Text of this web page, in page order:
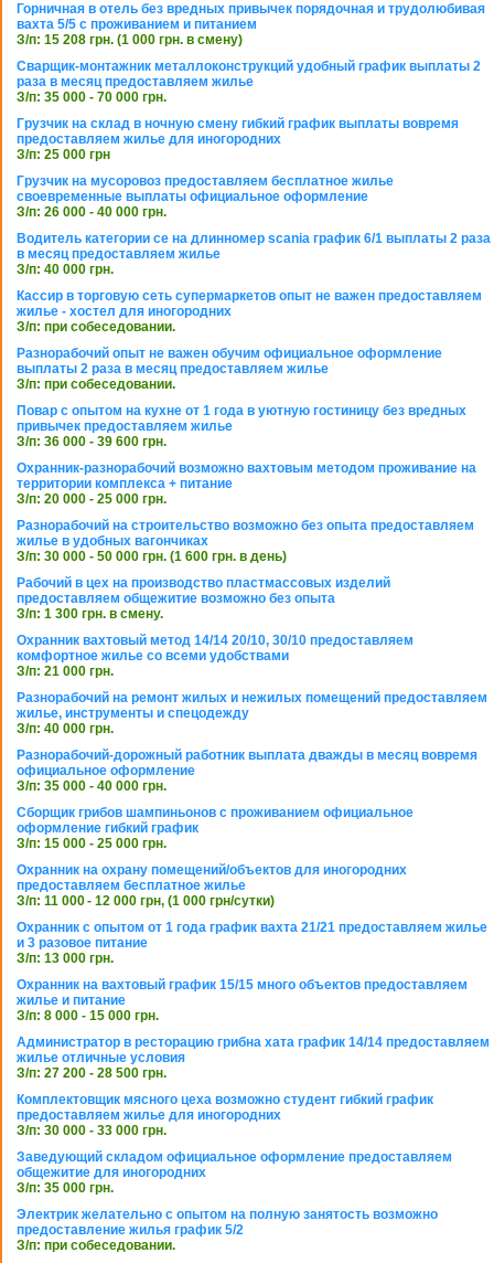
Горничная в отель без вредных привычек порядочная и трудолюбивая
вахта 5/5 с проживанием и питанием
З/п: 15 208 грн. (1 000 грн. в смену)
Сварщик-монтажник металлоконструкций удобный график выплаты 2
раза в месяц предоставляем жилье
З/п: 35 000 - 70 000 грн.
Грузчик на склад в ночную смену гибкий график выплаты вовремя
предоставляем жилье для иногородних
З/п: 25 000 грн
Грузчик на мусоровоз предоставляем бесплатное жилье
своевременные выплаты официальное оформление
З/п: 26 000 - 40 000 грн.
Водитель категории се на длинномер scania график 6/1 выплаты 2 раза
в месяц предоставляем жилье
З/п: 40 000 грн.
Кассир в торговую сеть супермаркетов опыт не важен предоставляем
жилье - хостел для иногородних
З/п: при собеседовании.
Разнорабочий опыт не важен обучим официальное оформление
выплаты 2 раза в месяц предоставляем жилье
З/п: при собеседовании.
Повар с опытом на кухне от 1 года в уютную гостиницу без вредных
привычек предоставляем жилье
З/п: 36 000 - 39 600 грн.
Охранник-разнорабочий возможно вахтовым методом проживание на
территории комплекса + питание
З/п: 20 000 - 25 000 грн.
Разнорабочий на строительство возможно без опыта предоставляем
жилье в удобных вагончиках
З/п: 30 000 - 50 000 грн. (1 600 грн. в день)
Рабочий в цех на производство пластмассовых изделий
предоставляем общежитие возможно без опыта
З/п: 1 300 грн. в смену.
Охранник вахтовый метод 14/14 20/10, 30/10 предоставляем
комфортное жилье со всеми удобствами
З/п: 21 000 грн.
Разнорабочий на ремонт жилых и нежилых помещений предоставляем
жилье, инструменты и спецодежду
З/п: 40 000 грн.
Разнорабочий-дорожный работник выплата дважды в месяц вовремя
официальное оформление
З/п: 35 000 - 40 000 грн.
Сборщик грибов шампиньонов с проживанием официальное
оформление гибкий график
З/п: 15 000 - 25 000 грн.
Охранник на охрану помещений/объектов для иногородних
предоставляем бесплатное жилье
З/п: 11 000 - 12 000 грн, (1 000 грн/сутки)
Охранник с опытом от 1 года график вахта 21/21 предоставляем жилье
и 3 разовое питание
З/п: 13 000 грн.
Охранник на вахтовый график 15/15 много объектов предоставляем
жилье и питание
З/п: 8 000 - 15 000 грн.
Администратор в ресторацию грибна хата график 14/14 предоставляем
жилье отличные условия
З/п: 27 200 - 28 500 грн.
Комплектовщик мясного цеха возможно студент гибкий график
предоставляем жилье для иногородних
З/п: 30 000 - 33 000 грн.
Заведующий складом официальное оформление предоставляем
общежитие для иногородних
З/п: 35 000 грн.
Электрик желательно с опытом на полную занятость возможно
предоставление жилья график 5/2
З/п: при собеседовании.